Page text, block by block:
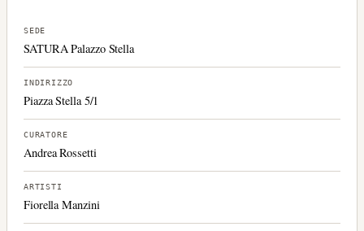
SEDE
SATURA Palazzo Stella
INDIRIZZO
Piazza Stella 5/1
CURATORE
Andrea Rossetti
ARTISTI
Fiorella Manzini